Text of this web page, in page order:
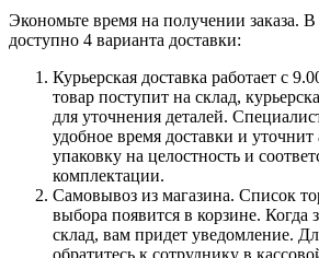
Экономьте время на получении заказа.
доступно 4 варианта доставки:
Курьерская доставка работает с
товар поступит на склад,
для уточнения деталей.
удобное время доставки и
упаковку на целостность и
комплектации.
Самовывоз из магазина. Список
выбора появится в корзине. Когда
склад, вам придет уведомление.
обратитесь к сотруднику в